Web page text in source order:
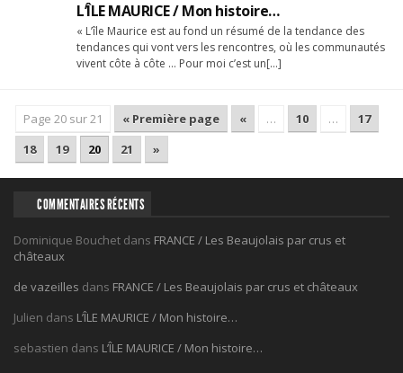
L’ÎLE MAURICE / Mon histoire…
« L’île Maurice est au fond un résumé de la tendance des
tendances qui vont vers les rencontres, où les communautés
vivent côte à côte … Pour moi c’est un[…]
Page 20 sur 21 « Première page « … 10 …
17
18
19 20 21 »
COMMENTAIRES RÉCENTS
Dominique Bouchet dans FRANCE / Les Beaujolais par crus et
châteaux
de vazeilles dans FRANCE / Les Beaujolais par crus et châteaux
Julien dans L’ÎLE MAURICE / Mon histoire…
sebastien dans L’ÎLE MAURICE / Mon histoire…